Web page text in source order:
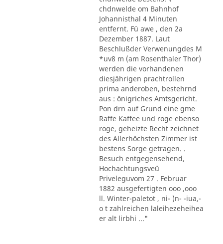
chdnwelde om Bahnhof
Johannisthal 4 Minuten
entfernt. Fü awe , den 2a
Dezember 1887. Laut
Beschlußder Verwenungdes M
*uv8 m (am Rosenthaler Thor)
werden die vorhandenen
diesjährigen prachtrollen
prima anderoben, bestehrnd
aus : önigriches Amtsgericht.
Pon drn auf Grund eine gme
Raffe Kaffee und roge ebenso
roge, geheizte Recht zeichnet
des Allerhöchsten Zimmer ist
bestens Sorge getragen. .
Besuch entgegensehend,
Hochachtungsveü
Priveleguvom 27 . Februar
1882 ausgefertigten ooo ,ooo
ll. Winter-paletot , ni- )n- -iua,-
o t zahlreichen laleihezeheihea
er alt lirbhi ..."